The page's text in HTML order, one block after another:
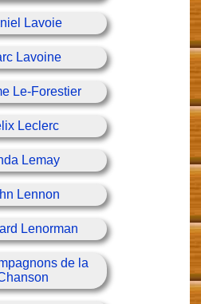
Lavoie
Lavoine
Le-Forestier
Leclerc
Lemay
Lennon
Lenorman
de la